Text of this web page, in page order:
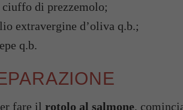
ciuffo di prezzemolo;
extravergine d’oliva q.b.;
q.b.
fare il rotolo al salmone,